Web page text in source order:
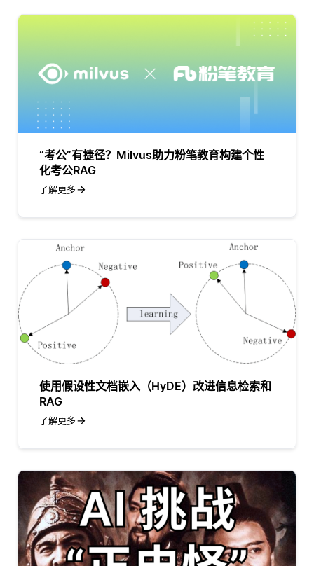
“考公”有捷径？Milvus助力粉笔教育构建个性
化考公RAG
了解更多
使用假设性文档嵌入（HyDE）改进信息检索和
RAG
了解更多